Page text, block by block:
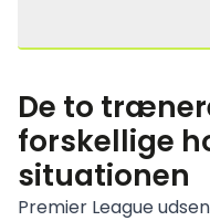
De to
forskellige
situationen
Premier League